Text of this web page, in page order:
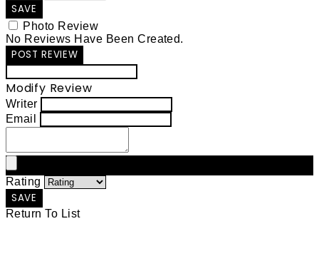
SAVE
Photo Review
No Reviews Have Been Created.
POST REVIEW
Modify Review
Writer
Email
Rating
SAVE
Return To List